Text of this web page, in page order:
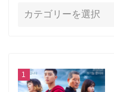
1